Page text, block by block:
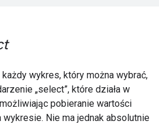
wykres, który można wybrać,
„select”, które działa w
pobieranie wartości
wykresie. Nie ma jednak absolutnie